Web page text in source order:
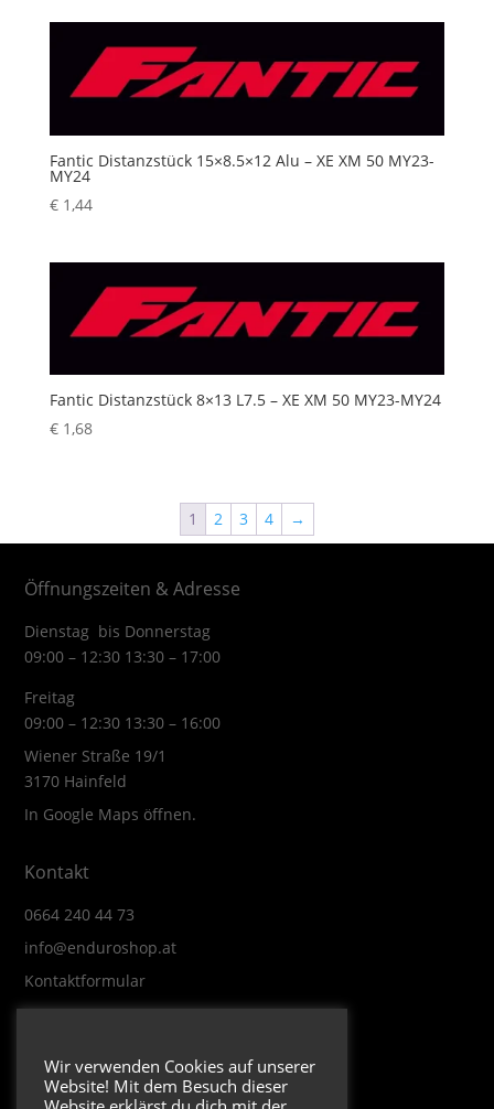
Fantic Distanzstück 15×8.5×12 Alu – XE XM 50 MY23-
MY24
€1,44
Fantic Distanzstück 8×13 L7.5 – XE XM 50 MY23-MY24
€1,68
1 2 3 4 →
Öffnungszeiten & Adresse
Dienstag bis Donnerstag
09:00 – 12:30 13:30 – 17:00
Freitag
09:00 – 12:30 13:30 – 16:00
Wiener Straße 19/1
3170 Hainfeld
In Google Maps öffnen.
Kontakt
0664 240 44 73
info@enduroshop.at
Kontaktformular
Impressum
Wir verwenden Cookies auf unserer
Website! Mit dem Besuch dieser